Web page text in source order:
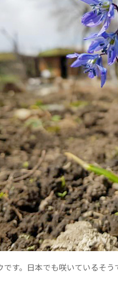
す。日本でも咲いているそう